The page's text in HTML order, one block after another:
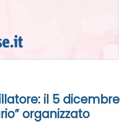
il 5 dicembre
organizzato